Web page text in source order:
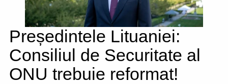
Președintele Lituaniei:
Consiliul de Securitate al
ONU trebuie reformat!